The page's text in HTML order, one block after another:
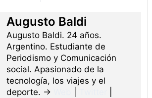
Augusto Baldi
Augusto Baldi. 24 años.
Argentino. Estudiante de
Periodismo y Comunicación
social. Apasionado de la
tecnología, los viajes y el
deporte. →